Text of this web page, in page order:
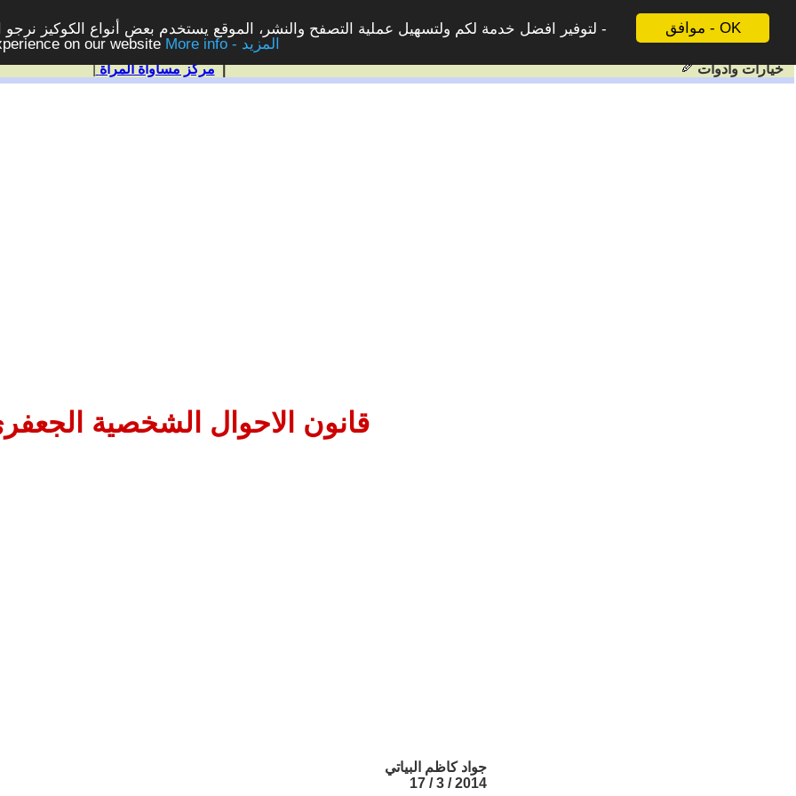
موافق - OK
لتوفير افضل خدمة لكم ولتسهيل عملية التصفح والنشر، الموقع يستخدم بعض أنواع الكوكيز
on our website
More info - المزيد
| مركز مساواة المرأة| خيارات وادوات
قانون الاحوال الشخصية
جواد كاظم البياتي
2014 / 3 / 17